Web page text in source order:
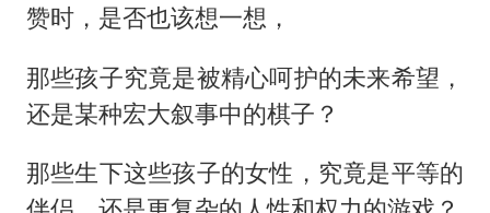
赞时，是否也该想一想，
那些孩子究竟是被精心呵护的未来希望，
还是某种宏大叙事中的棋子？
那些生下这些孩子的女性，究竟是平等的